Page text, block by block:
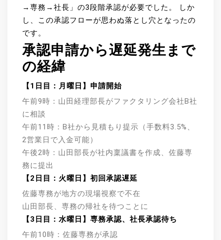
→専務→社長」の3段階承認が必要でした。 しか
し、この承認フローが思わぬ落とし穴となったの
です。
承認申請から遅延発生まで
の経緯
【1日目：月曜日】申請開始
午前9時：山田経理部長がファクタリング会社B社
に相談
午前11時：B社から見積もり提示（手数料3.5%、
2営業日で入金可能）
午後2時：山田部長が社内稟議書を作成、佐藤専
務に提出
【2日目：火曜日】初回承認遅延
佐藤専務が地方の現場視察で不在
山田部長、専務の帰社を待つことに
【3日目：水曜日】専務承認、社長承認待ち
午前10時：佐藤専務が承認